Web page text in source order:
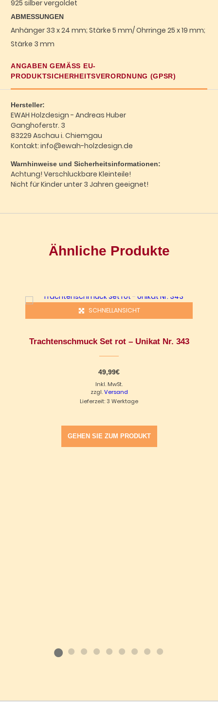
925 silber vergoldet
ABMESSUNGEN
Anhänger 33 x 24 mm; Stärke 5 mm/ Ohrringe 25 x 19 mm;
Stärke 3 mm
ANGABEN GEMÄSS EU-P
RODUKTSICHERHEITSVERORDNUNG (GPSR)
Hersteller:
EWAH Holzdesign - Andreas Huber
Ganghoferstr. 3
83229 Aschau i. Chiemgau
Kontakt: info@ewah-holzdesign.de
Warnhinweise und Sicherheitsinformationen:
Achtung! Verschluckbare Kleinteile!
Nicht für Kinder unter 3 Jahren geeignet!
Ähnliche Produkte
SCHNELLANSICHT
Trachtenschmuck Set rot – Unikat Nr. 343
49,99€
Inkl. MwSt.
zzgl.Versand
Lieferzeit: 3 Werktage
GEHEN SIE ZUM PRODUKT